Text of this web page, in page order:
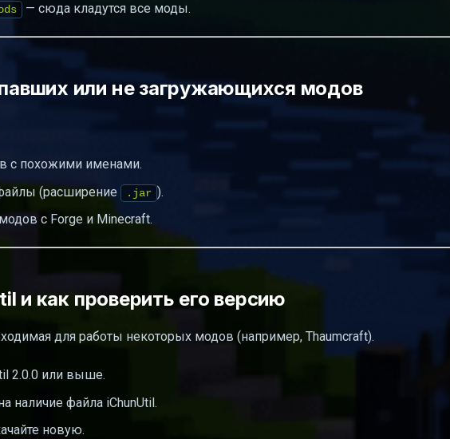
— сюда кладутся все моды.
или не загружающихся модов
с похожими именами.
(расширение
.jar ).
с Forge и Minecraft.
и как проверить его версию
для работы некоторых модов (например, Thaumcraft).
2.0.0 или выше.
наличие файла iChunUtil.
новую.